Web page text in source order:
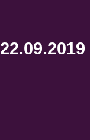
22.09.2019